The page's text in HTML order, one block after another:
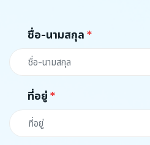
ชื่อ-นามสกุล
ที่อยู่